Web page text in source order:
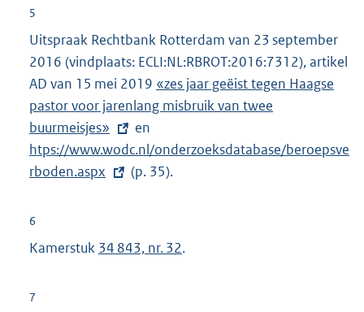
5
Uitspraak Rechtbank Rotterdam van 23 september
2016 (vindplaats: ECLI:NL:RBROT:2016:7312), artikel
AD van 15 mei 2019 E
x
e
r
i
«zes jaar geëist tegen Haagse
pastor voor jarenlang misbruik van twee
buurmeisjes»
en
x
t
e
htps://www.wodc.nl/onderzoeksdatabase/beroepsve
rboden.aspx
(p. 35).
6
Kamerstuk 34 843, nr. 32.
7